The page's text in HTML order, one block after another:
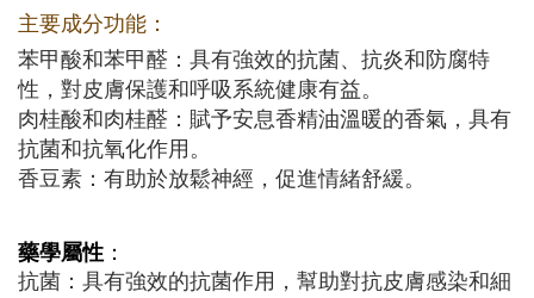
主要成分功能：
苯甲酸和苯甲醛：具有強效的抗菌、抗炎和防腐特
性，對皮膚保護和呼吸系統健康有益。
肉桂酸和肉桂醛：賦予安息香精油溫暖的香氣，具有
抗菌和抗氧化作用。
香豆素：有助於放鬆神經，促進情緒舒緩。
藥學屬性 ：
抗菌：具有強效的抗菌作用，幫助對抗皮膚感染和細